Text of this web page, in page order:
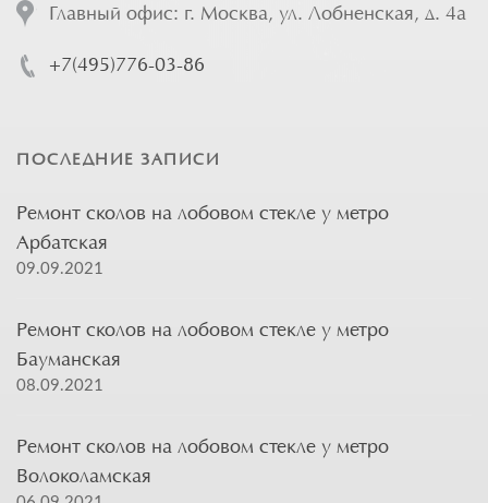
Главный офис: г. Москва, ул. Лобненская, д. 4а
+7(495)776-03-86
ПОСЛЕДНИЕ ЗАПИСИ
Ремонт сколов на лобовом стекле у метро
Арбатская
09.09.2021
Ремонт сколов на лобовом стекле у метро
Бауманская
08.09.2021
Ремонт сколов на лобовом стекле у метро
Волоколамская